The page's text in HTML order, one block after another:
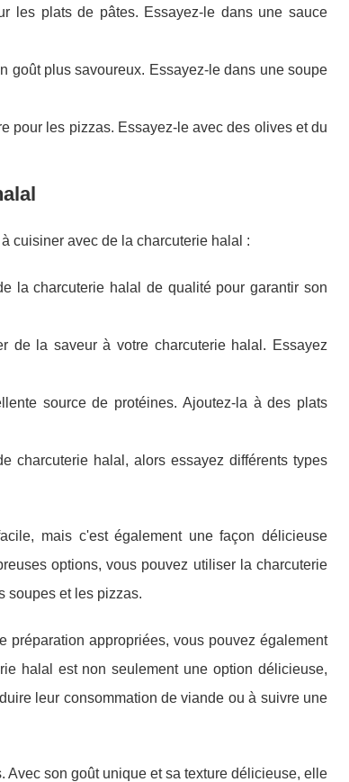
les plats de pâtes. Essayez-le dans une sauce
goût plus savoureux. Essayez-le dans une soupe
pour les pizzas. Essayez-le avec des olives et du
cuisiner avec de la charcuterie halal :
la charcuterie halal de qualité pour garantir son
de la saveur à votre charcuterie halal. Essayez
source de protéines. Ajoutez-la à des plats
charcuterie halal, alors essayez différents types
mais c'est également une façon délicieuse
options, vous pouvez utiliser la charcuterie
soupes et les pizzas.
préparation appropriées, vous pouvez également
halal est non seulement une option délicieuse,
leur consommation de viande ou à suivre une
son goût unique et sa texture délicieuse, elle